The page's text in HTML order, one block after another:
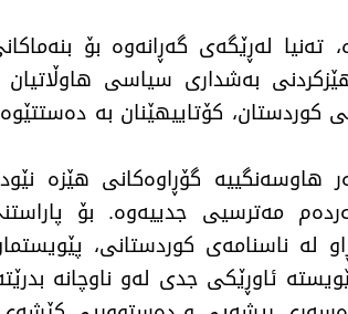
لەڕێگەی گەڕانەوە بۆ
بەشداری سیاسی
كۆتاییهێنان بە
هاوسەنگییە گۆڕاوەكانی هێزە
مەترسیی جدییەوە. بۆ
لە ناسنامەی كوردستانی،
ئاوڕێكی جدی لەو ناوچانە